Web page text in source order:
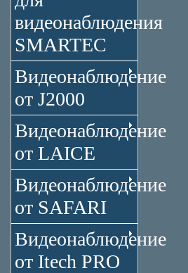
видеонаблюдения
SMARTEC
Видеонаблюдение
от J2000
Видеонаблюдение
от LAICE
Видеонаблюдение
от SAFARI
Видеонаблюдение
от Itech PRO